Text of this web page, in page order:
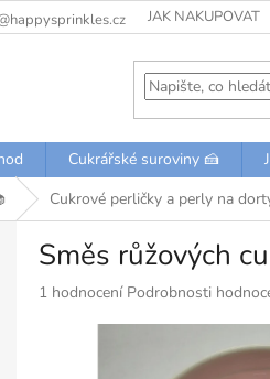
JAK NAKUPOVAT
Cukrářské suroviny 🍰
Cukrové perličky a perly na
Směs růžových
Průměrné
1 hodnocení Podrobnosti